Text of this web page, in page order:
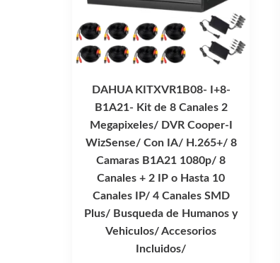
DAHUA KITXVR1B08- I+8-
B1A21- Kit de 8 Canales 2
Megapixeles/ DVR Cooper-I
WizSense/ Con IA/ H.265+/ 8
Camaras B1A21 1080p/ 8
Canales + 2 IP o Hasta 10
Canales IP/ 4 Canales SMD
Plus/ Busqueda de Humanos y
Vehiculos/ Accesorios
Incluidos/